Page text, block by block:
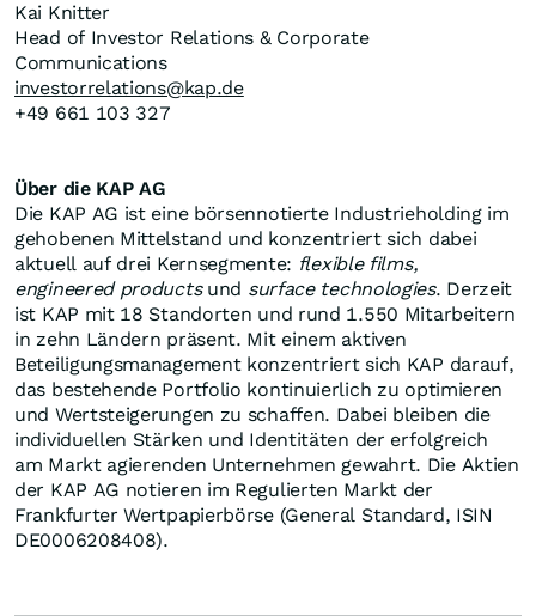
Kai Knitter
Head of Investor Relations & Corporate
Communications
investorrelations@kap.de
+49 661 103 327
Über die KAP AG
Die KAP AG ist eine börsennotierte Industrieholding im
gehobenen Mittelstand und konzentriert sich dabei
aktuell auf drei Kernsegmente: flexible films,
engineered productsund surface technologies. Derzeit
ist KAP mit 18 Standorten und rund 1.550 Mitarbeitern
in zehn Ländern präsent. Mit einem aktiven
Beteiligungsmanagement konzentriert sich KAP darauf,
das bestehende Portfolio kontinuierlich zu optimieren
und Wertsteigerungen zu schaffen. Dabei bleiben die
individuellen Stärken und Identitäten der erfolgreich
am Markt agierenden Unternehmen gewahrt. Die Aktien
der KAP AG notieren im Regulierten Markt der
Frankfurter Wertpapierbörse (General Standard, ISIN
DE0006208408).